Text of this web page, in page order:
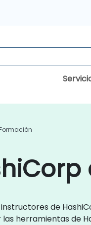
de
herramientas de